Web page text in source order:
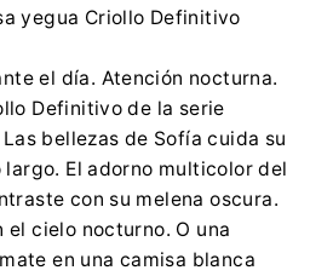
Z OGRANICZONĄ
70-653 Szczecin
914311150
Z OGRANICZONĄ
70-653 Szczecin
yegua Criollo Definitivo
el día. Atención nocturna.
Definitivo de la serie
Las bellezas de Sofía cuida su
El adorno multicolor del
con su melena oscura.
el cielo nocturno. O una
en una camisa blanca